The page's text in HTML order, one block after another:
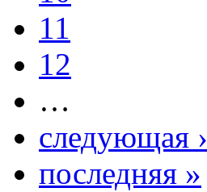
11
12
…
следующая ›
последняя »